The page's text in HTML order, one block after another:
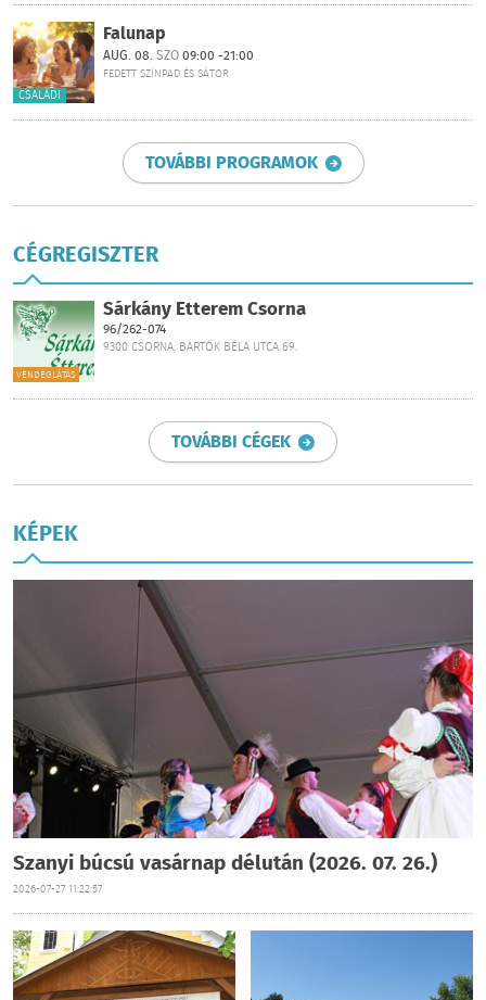
Falunap
AUG. 08. SZO09:00 -21:00
FEDETT SZÍNPAD ÉS SÁTOR
CSALÁDI
TOVÁBBI PROGRAMOK
CÉGREGISZTER
VENDÉGLÁTÁS
Sárkány Étterem Csorna
96/262-074
9300 CSORNA, BARTÓK BÉLA UTCA 69.
TOVÁBBI CÉGEK
KÉPEK
Szanyi búcsú vasárnap délután (2026. 07. 26.)
2026-07-27 11:22:57